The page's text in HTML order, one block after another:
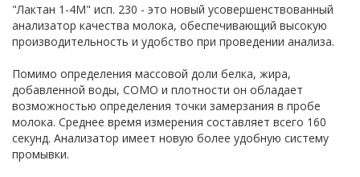
"Лактан 1-4М" исп. 230 - это новый усовершенствованный
анализатор качества молока, обеспечивающий высокую
производительность и удобство при проведении анализа.
Помимо определения массовой доли белка, жира,
добавленной воды, СОМО и плотности он обладает
возможностью определения точки замерзания в пробе
молока. Среднее время измерения составляет всего 160
секунд. Анализатор имеет новую более удобную систему
промывки.